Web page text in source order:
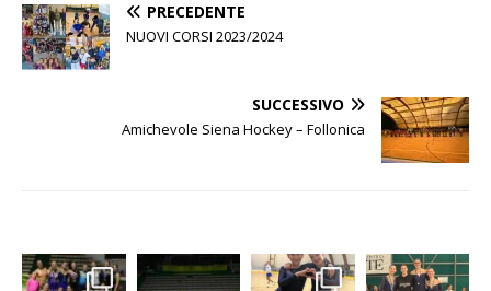
PRECEDENTE
NUOVI CORSI 2023/2024
SUCCESSIVO
Amichevole Siena Hockey – Follonica